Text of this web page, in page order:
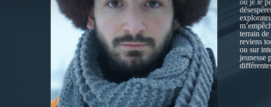
ou je le
terrain de
reviens
ou sur
jeunesse